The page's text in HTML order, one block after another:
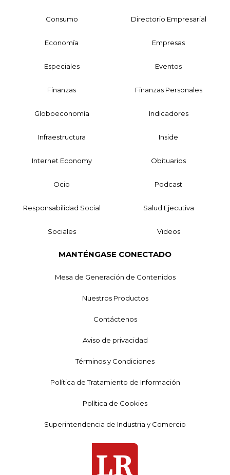
Consumo Directorio Empresarial
Economía Empresas
Especiales Eventos
Finanzas Finanzas Personales
Globoeconomía Indicadores
Infraestructura Inside
Internet Economy Obituarios
Ocio Podcast
Responsabilidad Social Salud Ejecutiva
Sociales Videos
MANTÉNGASE CONECTADO
Mesa de Generación de Contenidos
Nuestros Productos
Contáctenos
Aviso de privacidad
Términos y Condiciones
Política de Tratamiento de Información
Política de Cookies
Superintendencia de Industria y Comercio